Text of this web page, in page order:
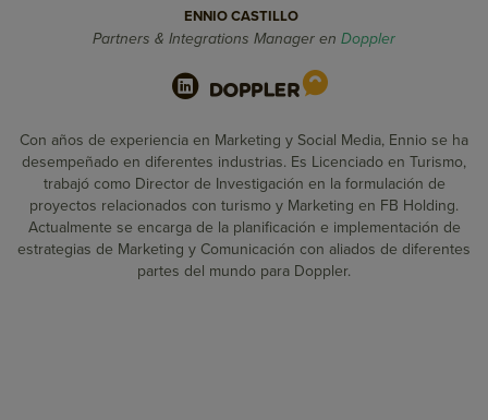
ENNIO CASTILLO
Partners & Integrations Manager en Doppler
Con años de experiencia en Marketing y Social Media, Ennio se ha
desempeñado en diferentes industrias. Es Licenciado en Turismo,
trabajó como Director de Investigación en la formulación de
proyectos relacionados con turismo y Marketing en FB Holding.
Actualmente se encarga de la planificación e implementación de
estrategias de Marketing y Comunicación con aliados de diferentes
partes del mundo para Doppler.